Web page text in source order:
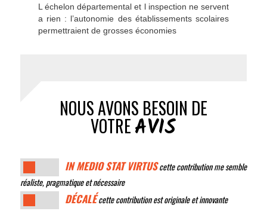
L échelon départemental et l inspection ne servent
a rien : l’autonomie des établissements scolaires
permettraient de grosses économies
NOUS AVONS BESOIN DE
VOTREAVIS
IN MEDIO STAT VIRTUScette contribution me semble
réaliste, pragmatique et nécessaire
DÉCALÉcette contribution est originale et innovante